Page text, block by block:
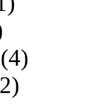
(4)